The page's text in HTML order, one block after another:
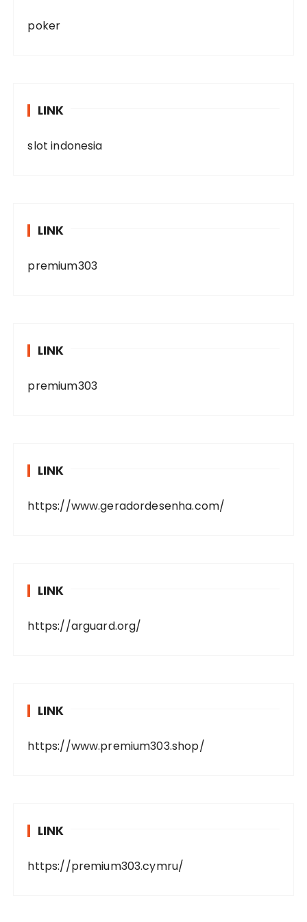
poker
LINK
slot indonesia
LINK
premium303
LINK
premium303
LINK
https://www.geradordesenha.com/
LINK
https://arguard.org/
LINK
https://www.premium303.shop/
LINK
https://premium303.cymru/